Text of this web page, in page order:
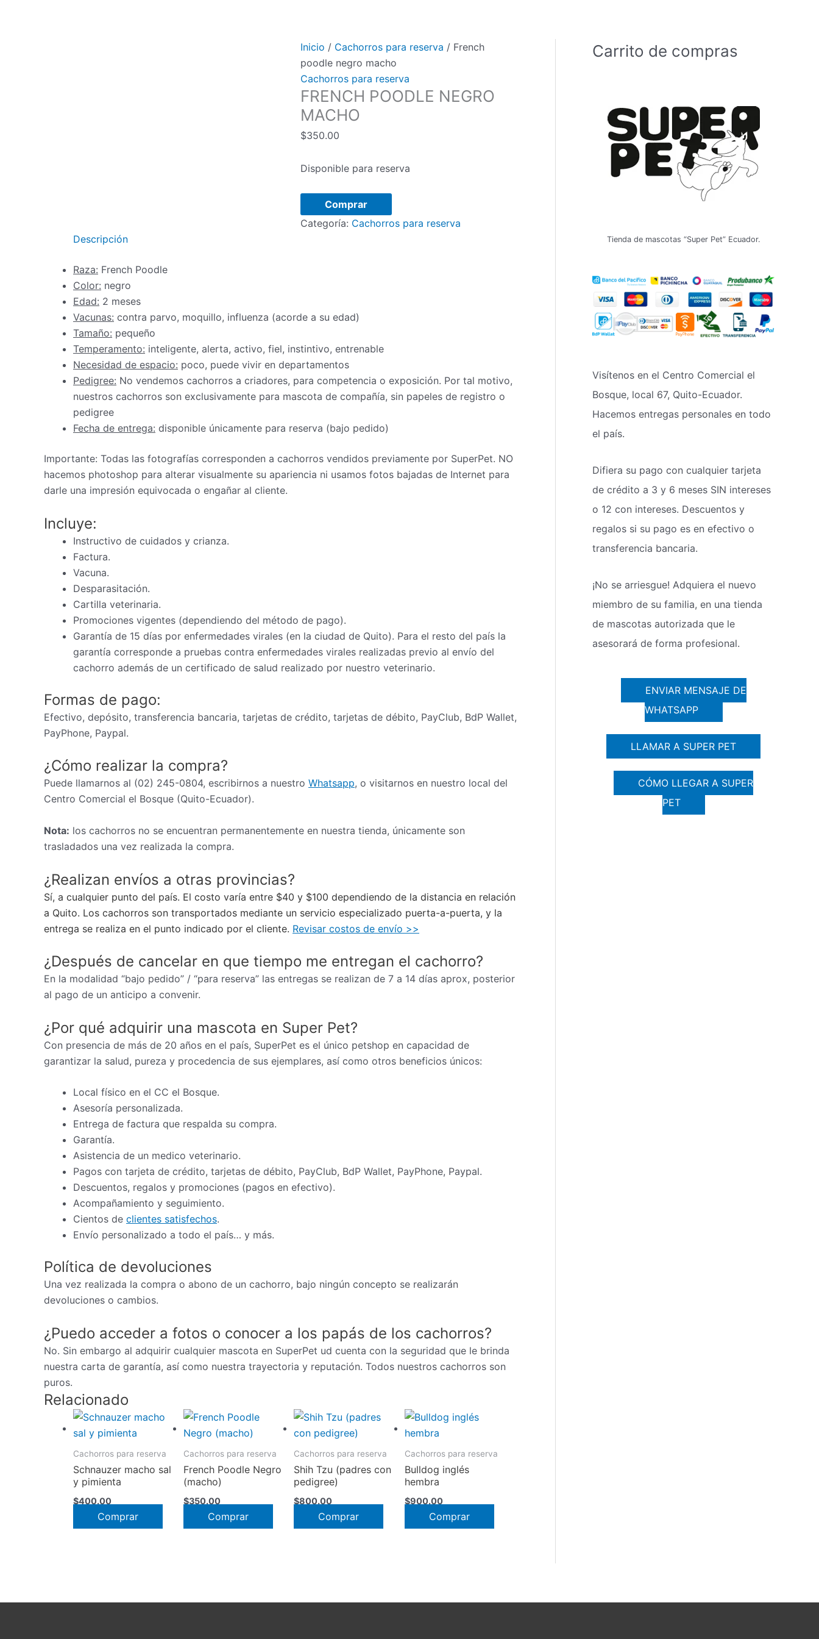
Inicio / Cachorros para reserva / French
poodle negro macho
Cachorros para reserva
FRENCH POODLE NEGRO
MACHO
$350.00
Disponible para reserva
French
poodle
negro
Comprar
Categoría: Cachorros para reserva
Descripción
Raza: French Poodle
Color: negro
Edad: 2 meses
Vacunas: contra parvo, moquillo, influenza (acorde a su edad)
Tamaño: pequeño
Temperamento: inteligente, alerta, activo, fiel, instintivo, entrenable
Necesidad de espacio: poco, puede vivir en departamentos
Pedigree: No vendemos cachorros a criadores, para competencia o exposición. Por tal motivo,
nuestros cachorros son exclusivamente para mascota de compañía, sin papeles de registro o
pedigree
Fecha de entrega: disponible únicamente para reserva (bajo pedido)
Importante: Todas las fotografías corresponden a cachorros vendidos previamente por SuperPet. NO
hacemos photoshop para alterar visualmente su apariencia ni usamos fotos bajadas de Internet para
darle una impresión equivocada o engañar al cliente.
Incluye:
Instructivo de cuidados y crianza.
Factura.
Vacuna.
Desparasitación.
Cartilla veterinaria.
Promociones vigentes (dependiendo del método de pago).
Garantía de 15 días por enfermedades virales (en la ciudad de Quito). Para el resto del país la
garantía corresponde a pruebas contra enfermedades virales realizadas previo al envío del
cachorro además de un certificado de salud realizado por nuestro veterinario.
Formas de pago:
Efectivo, depósito, transferencia bancaria, tarjetas de crédito, tarjetas de débito, PayClub, BdP Wallet,
PayPhone, Paypal.
¿Cómo realizar la compra?
Puede llamarnos al (02) 245-0804, escribirnos a nuestro Whatsapp, o visitarnos en nuestro local del
Centro Comercial el Bosque (Quito-Ecuador).
Nota: los cachorros no se encuentran permanentemente en nuestra tienda, únicamente son
trasladados una vez realizada la compra.
¿Realizan envíos a otras provincias?
Sí, a cualquier punto del país. El costo varía entre $40 y $100 dependiendo de la distancia en relación
a Quito. Los cachorros son transportados mediante un servicio especializado puerta-a-puerta, y la
entrega se realiza en el punto indicado por el cliente. Revisar costos de envío >>
¿Después de cancelar en que tiempo me entregan el cachorro?
En la modalidad “bajo pedido” / “para reserva” las entregas se realizan de 7 a 14 días aprox, posterior
al pago de un anticipo a convenir.
¿Por qué adquirir una mascota en Super Pet?
Con presencia de más de 20 años en el país, SuperPet es el único petshop en capacidad de
garantizar la salud, pureza y procedencia de sus ejemplares, así como otros beneficios únicos:
Local físico en el CC el Bosque.
Asesoría personalizada.
Entrega de factura que respalda su compra.
Garantía.
Asistencia de un medico veterinario.
Pagos con tarjeta de crédito, tarjetas de débito, PayClub, BdP Wallet, PayPhone, Paypal.
Descuentos, regalos y promociones (pagos en efectivo).
Acompañamiento y seguimiento.
Cientos de clientes satisfechos.
Envío personalizado a todo el país… y más.
Política de devoluciones
Una vez realizada la compra o abono de un cachorro, bajo ningún concepto se realizarán
devoluciones o cambios.
¿Puedo acceder a fotos o conocer a los papás de los cachorros?
No. Sin embargo al adquirir cualquier mascota en SuperPet ud cuenta con la seguridad que le brinda
nuestra carta de garantía, así como nuestra trayectoria y reputación. Todos nuestros cachorros son
puros.
Relacionado
Cachorros para reserva
Schnauzer macho sal
y pimienta
$400.00
Comprar
Cachorros para reserva
French Poodle Negro
(macho)
$350.00
Comprar
Cachorros para reserva
Shih Tzu (padres con
pedigree)
$800.00
Comprar
Cachorros para reserva
Bulldog inglés
hembra
$900.00
Comprar
Carrito de compras
Tienda de mascotas “Super Pet” Ecuador.
Visítenos en el Centro Comercial el
Bosque, local 67, Quito-Ecuador.
Hacemos entregas personales en todo
el país.
Difiera su pago con cualquier tarjeta
de crédito a 3 y 6 meses SIN intereses
o 12 con intereses. Descuentos y
regalos si su pago es en efectivo o
transferencia bancaria.
¡No se arriesgue! Adquiera el nuevo
miembro de su familia, en una tienda
de mascotas autorizada que le
asesorará de forma profesional.
ENVIAR MENSAJE DE
WHATSAPP
LLAMAR A SUPER PET
CÓMO LLEGAR A SUPER
PET